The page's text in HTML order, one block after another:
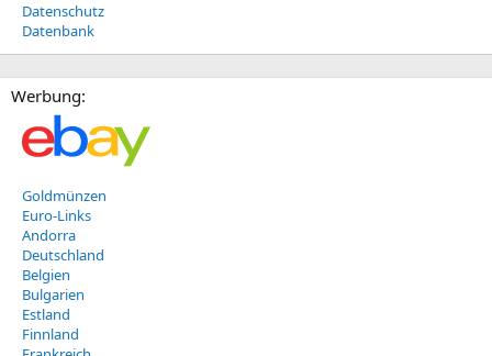
Datenschutz
Datenbank
Werbung:
Goldmünzen
Euro-Links
Andorra
Deutschland
Belgien
Bulgarien
Estland
Finnland